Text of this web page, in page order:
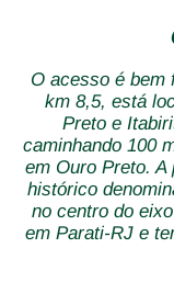
O acesso é bem
km 8,5, está
Preto e
caminhando 100
em Ouro Preto. A
histórico
no centro do
em Parati-RJ e